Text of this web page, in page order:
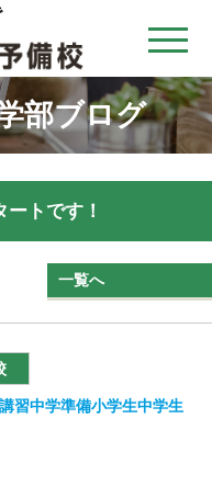
部ブログ
ートです！
一覧へ
習中学準備小学生中学生